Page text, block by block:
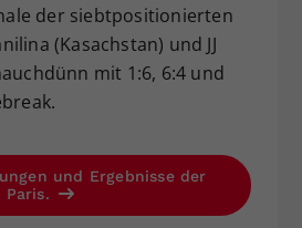
der siebtpositionierten
(Kasachstan) und JJ
mit 1:6, 6:4 und
und Ergebnisse der
Paris.